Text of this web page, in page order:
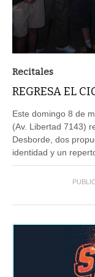
Recitales
REGRESA EL
Este domingo 8 de
(Av. Libertad 7143)
Desborde, dos
identidad y un